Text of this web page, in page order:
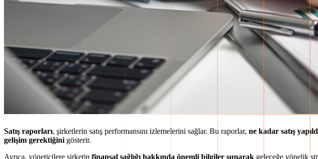
Satış raporları, şirketlerin satış performansını izlemelerini sağlar. Bu raporlar, ne kadar satış
gelişim gerektiğini gösterir.
Ayrıca, yöneticilere şirketin finansal sağlığı hakkında önemli bilgiler sunarak geleceğe yönelik